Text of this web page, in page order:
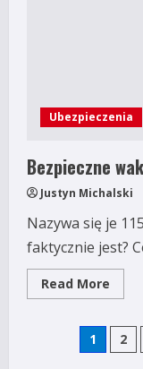
Ubezpieczenia
Bezpieczne
Justyn Michalski
Nazywa się je
faktycznie jest?
Read More
more
na
1 2